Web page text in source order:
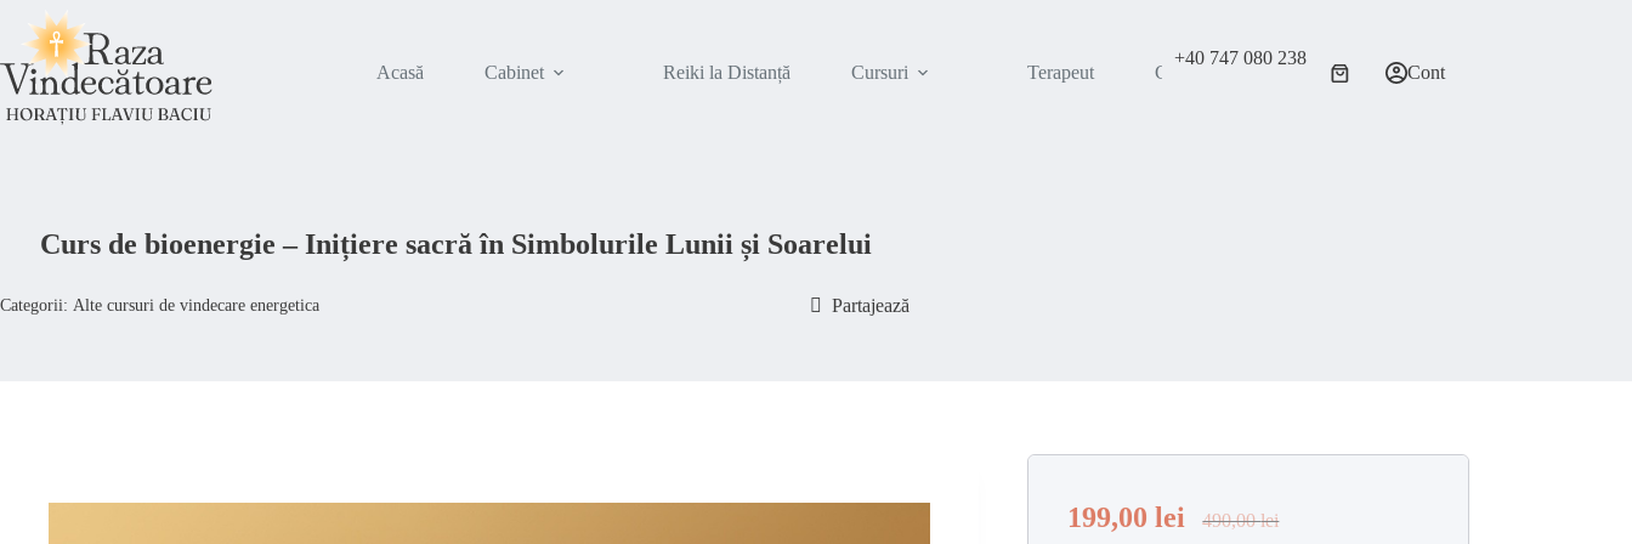
conținut
Acasă
Cabinet Reiki la Distanță Cursuri Terapeut Contact
+40 747 080 238
Coș
Cont
Curs de bioenergie – Inițiere sacră în Simbolurile Lunii și Soarelui
Categorii: Alte cursuri de vindecare energetica Partajează
199,00lei 490,00lei